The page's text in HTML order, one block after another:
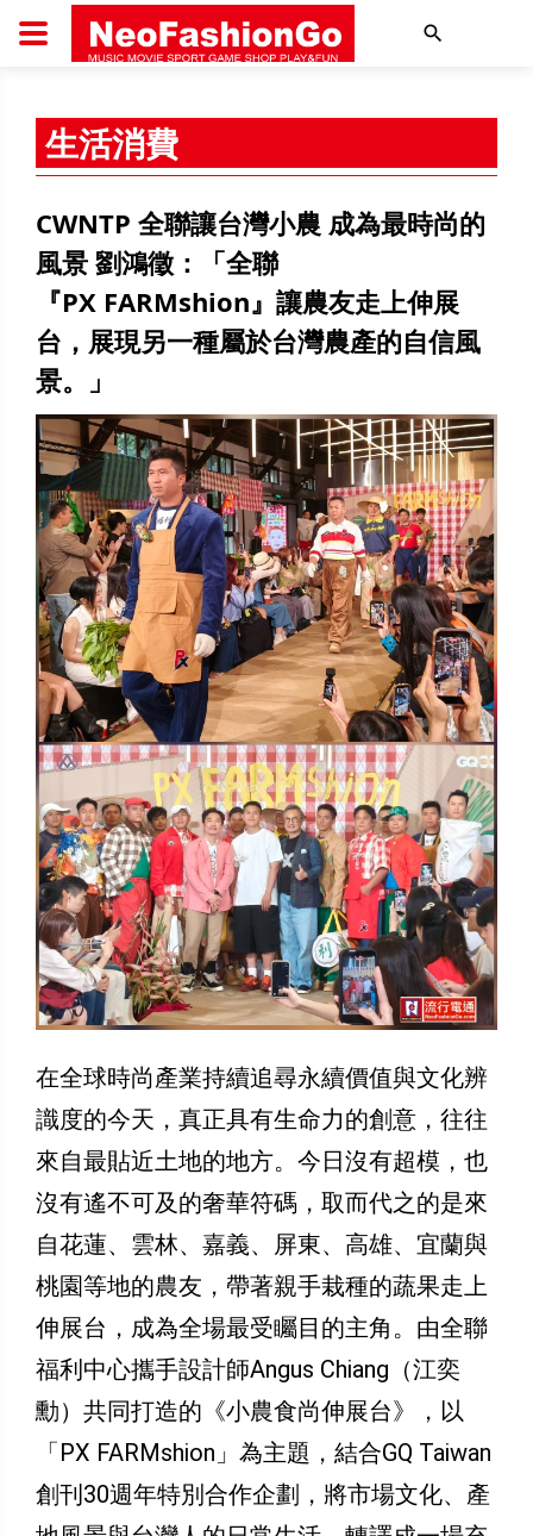
搜尋
生活消費
CWNTP 全聯讓台灣小農 成為最時尚的
風景 劉鴻徵：「全聯
『PX FARMshion』讓農友走上伸展
台，展現另一種屬於台灣農產的自信風
景。」
在全球時尚產業持續追尋永續價值與文化辨
識度的今天，真正具有生命力的創意，往往
來自最貼近土地的地方。今日沒有超模，也
沒有遙不可及的奢華符碼，取而代之的是來
自花蓮、雲林、嘉義、屏東、高雄、宜蘭與
桃園等地的農友，帶著親手栽種的蔬果走上
伸展台，成為全場最受矚目的主角。由全聯
福利中心攜手設計師Angus Chiang（江奕
勳）共同打造的《小農食尚伸展台》，以
「PX FARMshion」為主題，結合GQ Taiwan
創刊30週年特別合作企劃，將市場文化、產